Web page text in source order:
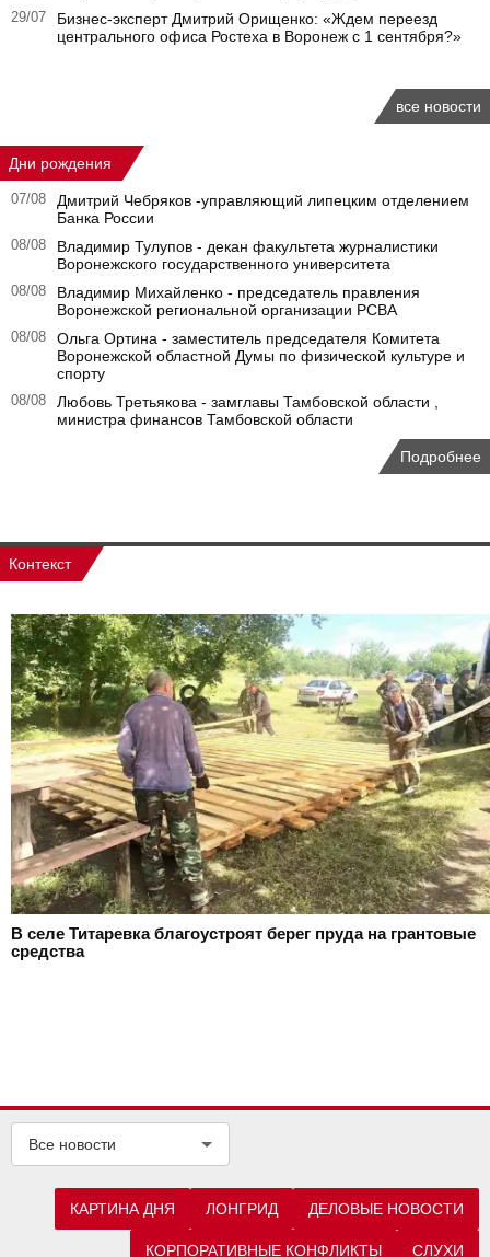
29/07
Бизнес-эксперт Дмитрий Орищенко: «Ждем переезд
центрального офиса Ростеха в Воронеж с 1 сентября?»
все новости
Дни рождения
07/08
Дмитрий Чебряков -управляющий липецким отделением
Банка России
08/08
Владимир Тулупов - декан факультета журналистики
Воронежского государственного университета
08/08
Владимир Михайленко - председатель правления
Воронежской региональной организации РСВА
08/08
Ольга Ортина - заместитель председателя Комитета
Воронежской областной Думы по физической культуре и
спорту
08/08
Любовь Третьякова - замглавы Тамбовской области ,
министра финансов Тамбовской области
Подробнее
Контекст
В селе Титаревка благоустроят берег пруда на грантовые
средства
Все новости
КАРТИНА ДНЯ ЛОНГРИД ДЕЛОВЫЕ НОВОСТИ
КОРПОРАТИВНЫЕ КОНФЛИКТЫ СЛУХИ